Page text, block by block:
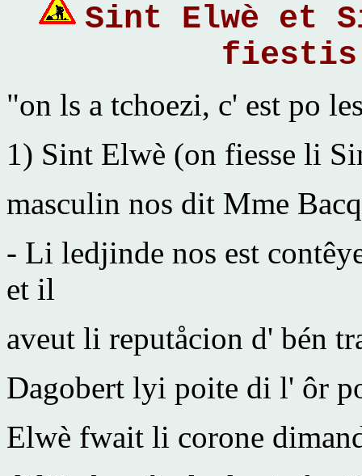
Sint Elwè et
fiestis
"on ls a tchoezi, c' est po
1) Sint Elwè (on fiesse li
masculin nos dit Mme
- Li ledjinde nos est
et il
aveut li reputåcion d' bén
Dagobert lyi poite di l' ôr
Elwè fwait li corone